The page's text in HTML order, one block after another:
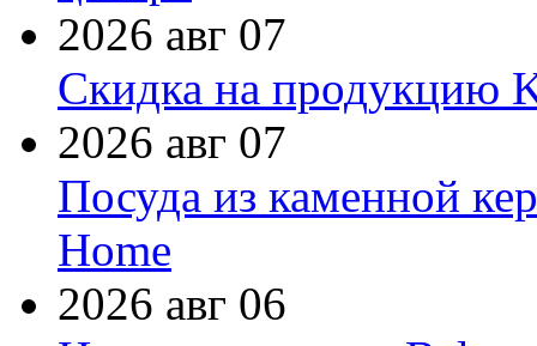
2026 авг 07
Скидка на продукцию
2026 авг 07
Посуда из каменной
Home
2026 авг 06